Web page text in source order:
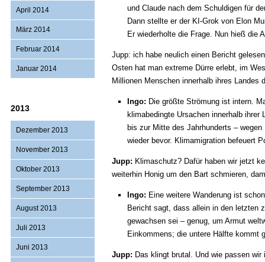
April 2014
März 2014
Februar 2014
Januar 2014
2013
Dezember 2013
November 2013
Oktober 2013
September 2013
August 2013
Juli 2013
Juni 2013
und Claude nach dem Schuldigen für
Dann stellte er der KI-Grok von Elon
Er wiederholte die Frage. Nun hieß die
Jupp: ich habe neulich einen Bericht
Osten hat man extreme Dürre erlebt, im
Millionen Menschen innerhalb ihres Landes
Ingo: Die größte Strömung ist intern.
klimabedingte Ursachen innerhalb
bis zur Mitte des Jahrhunderts –
wieder bevor. Klimamigration befeuert
Jupp: Klimaschutz? Dafür haben wir jetzt
weiterhin Honig um den Bart schmieren,
Ingo: Eine weitere Wanderung ist
Bericht sagt, dass allein in den letzten
gewachsen sei – genug, um Armut
Einkommens; die untere Hälfte kommt
Jupp: Das klingt brutal. Und wie passen